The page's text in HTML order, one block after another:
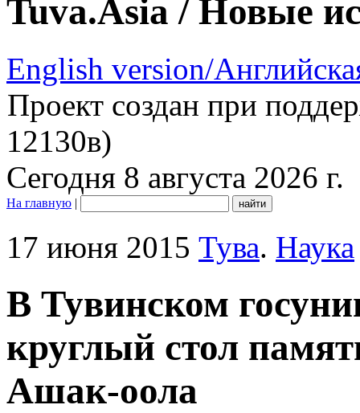
Tuva.Asia / Новые
English version/
Проект создан при
12130в)
Сегодня 8 августа 2026 г.
На главную |
17 июня 2015 Тува. Наука
В Тувинском
круглый стол
Ашак-оола